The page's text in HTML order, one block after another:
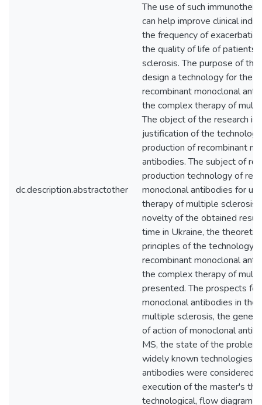
dc.description.abstractother
The use of such
can help improve clinical
the frequency of
the quality of life of patients
sclerosis. The purpose of
design a technology for the
recombinant monoclonal
the complex therapy of
The object of the research is
justification of the
production of recombinant
antibodies. The subject of
production technology of
monoclonal antibodies for
therapy of multiple sclerosis.
novelty of the obtained
time in Ukraine, the
principles of the technology
recombinant monoclonal
the complex therapy of
presented. The prospects
monoclonal antibodies in
multiple sclerosis, the
of action of monoclonal
MS, the state of the problem
widely known technologies
antibodies were considered
execution of the master's
technological, flow diagram